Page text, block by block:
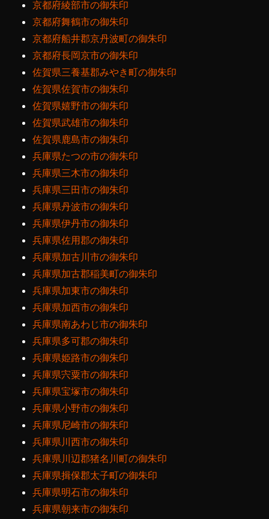
京都府綾部市の御朱印
京都府舞鶴市の御朱印
京都府船井郡京丹波町の御朱印
京都府長岡京市の御朱印
佐賀県三養基郡みやき町の御朱印
佐賀県佐賀市の御朱印
佐賀県嬉野市の御朱印
佐賀県武雄市の御朱印
佐賀県鹿島市の御朱印
兵庫県たつの市の御朱印
兵庫県三木市の御朱印
兵庫県三田市の御朱印
兵庫県丹波市の御朱印
兵庫県伊丹市の御朱印
兵庫県佐用郡の御朱印
兵庫県加古川市の御朱印
兵庫県加古郡稲美町の御朱印
兵庫県加東市の御朱印
兵庫県加西市の御朱印
兵庫県南あわじ市の御朱印
兵庫県多可郡の御朱印
兵庫県姫路市の御朱印
兵庫県宍粟市の御朱印
兵庫県宝塚市の御朱印
兵庫県小野市の御朱印
兵庫県尼崎市の御朱印
兵庫県川西市の御朱印
兵庫県川辺郡猪名川町の御朱印
兵庫県揖保郡太子町の御朱印
兵庫県明石市の御朱印
兵庫県朝来市の御朱印